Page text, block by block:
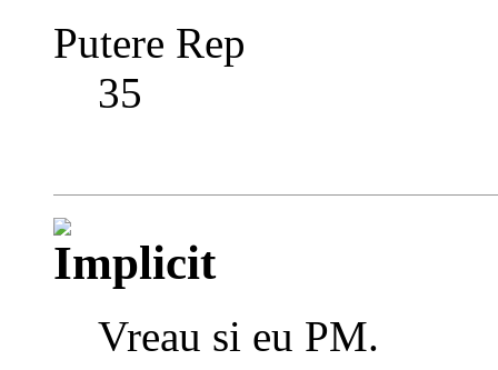
Putere Rep
35
Vreau si eu PM.